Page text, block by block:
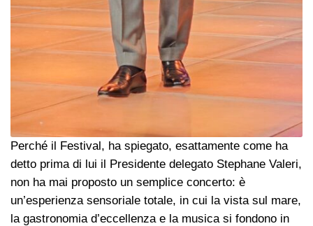
Perché il Festival, ha spiegato, esattamente come ha
detto prima di lui il Presidente delegato Stephane Valeri,
non ha mai proposto un semplice concerto: è
un’esperienza sensoriale totale, in cui la vista sul mare,
la gastronomia d’eccellenza e la musica si fondono in